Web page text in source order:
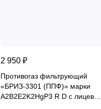
2 950 ₽
Противогаз фильтрующий
«БРИЗ-3301 (ППФ)» марки
A2B2E2K2HgP3 R D с лицевой